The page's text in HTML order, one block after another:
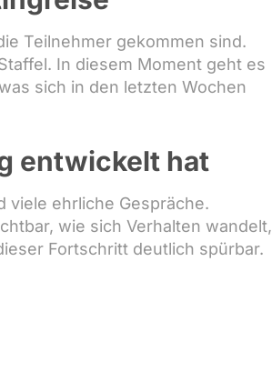
Teilnehmer gekommen sind.
In diesem Moment geht es
sich in den letzten Wochen
entwickelt hat
viele ehrliche Gespräche.
wie sich Verhalten wandelt,
Fortschritt deutlich spürbar.